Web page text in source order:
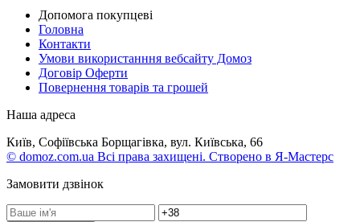
Допомога покупцеві
Головна
Контакти
Умови використанння вебсайту Домоз
Договір Оферти
Повернення товарів та грошей
Наша адреса
Київ, Софіївська Борщагівка, вул. Київська, 66
© domoz.com.ua Всі права захищені. Створено в Я-Мастерс
Замовити дзвінок